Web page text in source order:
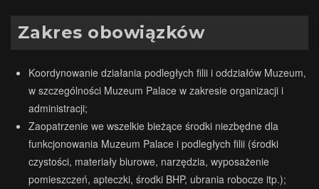
Zakres obowiązków
Koordynowanie działania podległych filii i oddziałów Muzeum,
w szczególności Muzeum Palace w zakresie organizacji i
administracji;
Zaopatrzenie we wszelkie bieżące środki niezbędne dla
funkcjonowania Muzeum Palace i podległych filii (środki
czystości, materiały biurowe, narzędzia, wyposażenie
pomieszczeń, apteczki, środki BHP, ubrania robocze itp.);